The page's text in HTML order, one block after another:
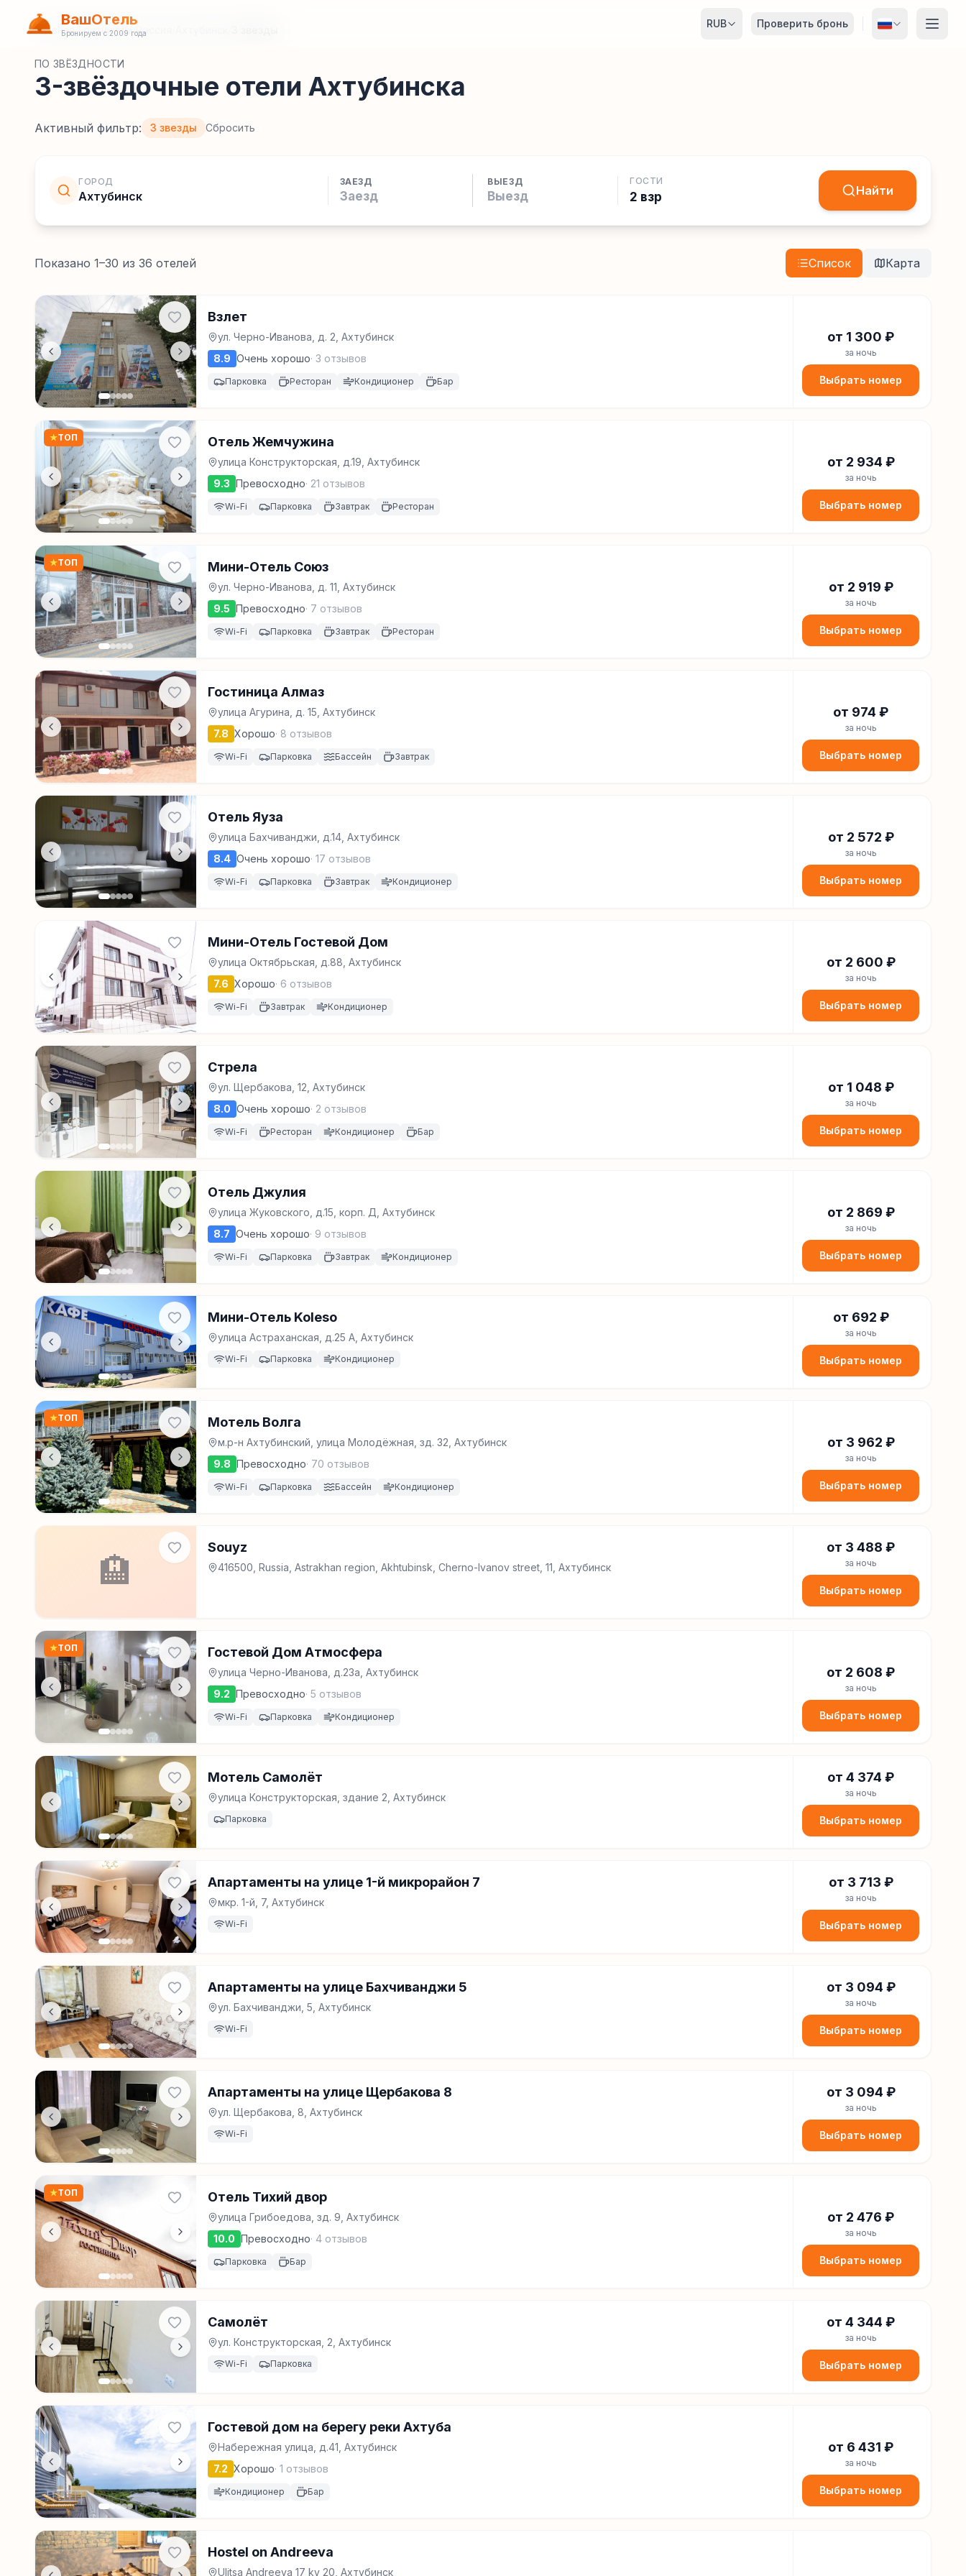
ВашОтель
Бронируем с 2009 года
RUB Проверить бронь
Главная/Гостиницы/Россия
ПО ЗВЁЗДНОСТИ
3-звёздочные отели Ахтубинска
Активный фильтр: 3 звезды Сбросить
ГОРОД
Ахтубинск
ЗАЕЗД ВЫЕЗД ГОСТИ
2 взр Найти
Показано 1–30 из 36 отелей Список Карта
Взлет
ул. Черно-Иванова, д. 2, Ахтубинск
8.9 Очень хорошо· 3 отзывов
Парковка Ресторан Кондиционер Бар
от 1 300 ₽
за ночь
Выбрать номер
★ТОП Отель Жемчужина
улица Конструкторская, д.19, Ахтубинск
9.3 Превосходно· 21 отзывов
Wi-Fi Парковка Завтрак Ресторан
от 2 934 ₽
за ночь
Выбрать номер
★ТОП Мини-Отель Союз
ул. Черно-Иванова, д. 11, Ахтубинск
9.5 Превосходно· 7 отзывов
Wi-Fi Парковка Завтрак Ресторан
от 2 919 ₽
за ночь
Выбрать номер
Гостиница Алмаз
улица Агурина, д. 15, Ахтубинск
7.8 Хорошо· 8 отзывов
Wi-Fi Парковка Бассейн Завтрак
от 974 ₽
за ночь
Выбрать номер
Отель Яуза
улица Бахчиванджи, д.14, Ахтубинск
8.4 Очень хорошо· 17 отзывов
Wi-Fi Парковка Завтрак Кондиционер
от 2 572 ₽
за ночь
Выбрать номер
Мини-Отель Гостевой Дом
улица Октябрьская, д.88, Ахтубинск
7.6 Хорошо· 6 отзывов
Wi-Fi Завтрак Кондиционер
от 2 600 ₽
за ночь
Выбрать номер
Стрела
ул. Щербакова, 12, Ахтубинск
8.0 Очень хорошо· 2 отзывов
Wi-Fi Ресторан Кондиционер Бар
от 1 048 ₽
за ночь
Выбрать номер
Отель Джулия
улица Жуковского, д.15, корп. Д, Ахтубинск
8.7 Очень хорошо· 9 отзывов
Wi-Fi Парковка Завтрак Кондиционер
от 2 869 ₽
за ночь
Выбрать номер
Мини-Отель Koleso
улица Астраханская, д.25 А, Ахтубинск
Wi-Fi Парковка Кондиционер
от 692 ₽
за ночь
Выбрать номер
★ТОП Мотель Волга
м.р-н Ахтубинский, улица Молодёжная, зд. 32, Ахтубинск
9.8 Превосходно· 70 отзывов
Wi-Fi Парковка Бассейн Кондиционер
от 3 962 ₽
за ночь
Выбрать номер
🏨
Souyz
416500, Russia, Astrakhan region, Akhtubinsk, Cherno-Ivanov street, 11, Ахтубинск
от 3 488 ₽
за ночь
Выбрать номер
★ТОП Гостевой Дом Атмосфера
улица Черно-Иванова, д.23а, Ахтубинск
9.2 Превосходно· 5 отзывов
Wi-Fi Парковка Кондиционер
от 2 608 ₽
за ночь
Выбрать номер
Мотель Самолёт
улица Конструкторская, здание 2, Ахтубинск
Парковка
от 4 374 ₽
за ночь
Выбрать номер
Апартаменты на улице 1-й микрорайон 7
мкр. 1-й, 7, Ахтубинск
Wi-Fi
от 3 713 ₽
за ночь
Выбрать номер
Апартаменты на улице Бахчиванджи 5
ул. Бахчиванджи, 5, Ахтубинск
Wi-Fi
от 3 094 ₽
за ночь
Выбрать номер
Апартаменты на улице Щербакова 8
ул. Щербакова, 8, Ахтубинск
Wi-Fi
от 3 094 ₽
за ночь
Выбрать номер
★ТОП Отель Тихий двор
улица Грибоедова, зд. 9, Ахтубинск
10.0 Превосходно· 4 отзывов
Парковка Бар
от 2 476 ₽
за ночь
Выбрать номер
Самолёт
ул. Конструкторская, 2, Ахтубинск
Wi-Fi Парковка
от 4 344 ₽
за ночь
Выбрать номер
Гостевой дом на берегу реки Ахтуба
Набережная улица, д.41, Ахтубинск
7.2 Хорошо· 1 отзывов
Кондиционер Бар
от 6 431 ₽
за ночь
Выбрать номер
Hostel on Andreeva
Ulitsa Andreeva 17 kv 20, Ахтубинск